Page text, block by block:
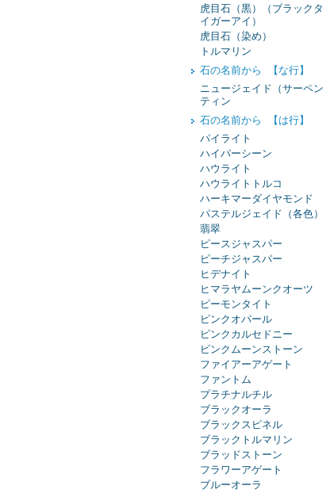
虎目石（黒）（ブラックタ
イガーアイ）
虎目石（染め）
トルマリン
石の名前から 【な行】
ニュージェイド（サーペン
ティン
石の名前から 【は行】
パイライト
ハイパーシーン
ハウライト
ハウライトトルコ
ハーキマーダイヤモンド
パステルジェイド（各色）
翡翠
ピースジャスパー
ピーチジャスパー
ヒデナイト
ヒマラヤムーンクオーツ
ピーモンタイト
ピンクオパール
ピンクカルセドニー
ピンクムーンストーン
ファイアーアゲート
ファントム
プラチナルチル
ブラックオーラ
ブラックスピネル
ブラックトルマリン
ブラッドストーン
フラワーアゲート
ブルーオーラ